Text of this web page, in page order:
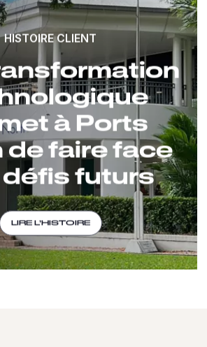
HISTOIRE CLIENT
à Ports
de faire face
futurs
LIRE L’HISTOIRE